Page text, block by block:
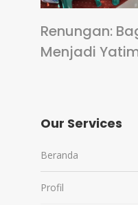
Renungan:
Menjadi
Our Services
Beranda
Profil